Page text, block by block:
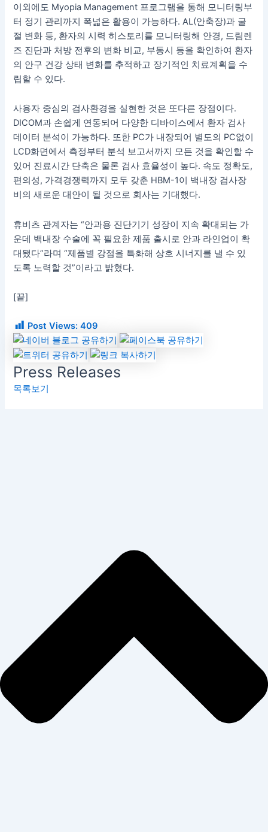
이외에도 Myopia Management 프로그램을 통해 모니터링부
터 정기 관리까지 폭넓은 활용이 가능하다. AL(안축장)과 굴
절 변화 등, 환자의 시력 히스토리를 모니터링해 안경, 드림렌
즈 진단과 처방 전후의 변화 비교, 부동시 등을 확인하여 환자
의 안구 건강 상태 변화를 추적하고 장기적인 치료계획을 수
립할 수 있다.
사용자 중심의 검사환경을 실현한 것은 또다른 장점이다.
DICOM과 손쉽게 연동되어 다양한 디바이스에서 환자 검사
데이터 분석이 가능하다. 또한 PC가 내장되어 별도의 PC없이
LCD화면에서 측정부터 분석 보고서까지 모든 것을 확인할 수
있어 진료시간 단축은 물론 검사 효율성이 높다. 속도 정확도,
편의성, 가격경쟁력까지 모두 갖춘 HBM-1이 백내장 검사장
비의 새로운 대안이 될 것으로 회사는 기대했다.
휴비츠 관계자는 “안과용 진단기기 성장이 지속 확대되는 가
운데 백내장 수술에 꼭 필요한 제품 출시로 안과 라인업이 확
대됐다”라며 “제품별 강점을 특화해 상호 시너지를 낼 수 있
도록 노력할 것”이라고 밝혔다.
[끝]
Post Views: 409
Press Releases
목록보기